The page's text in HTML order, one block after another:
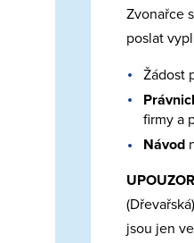
Zvonařce
poslat
Žádost
firmy a
Návod
jsou jen